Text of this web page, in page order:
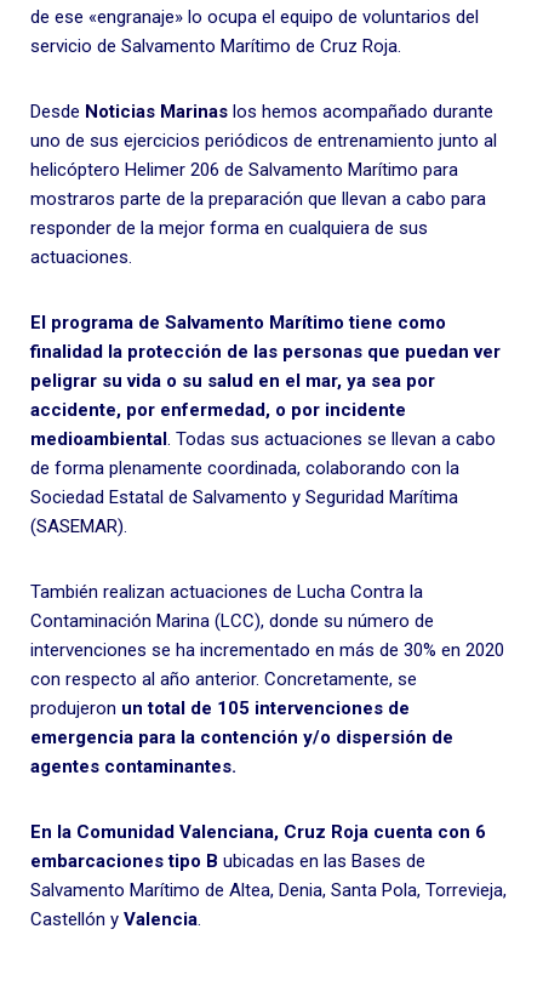
de ese «engranaje» lo ocupa el equipo de voluntarios del
servicio de Salvamento Marítimo de Cruz Roja.
Desde Noticias Marinas los hemos acompañado durante
uno de sus ejercicios periódicos de entrenamiento junto al
helicóptero Helimer 206 de Salvamento Marítimo para
mostraros parte de la preparación que llevan a cabo para
responder de la mejor forma en cualquiera de sus
actuaciones.
El programa de Salvamento Marítimo tiene como
finalidad la protección de las personas que puedan ver
peligrar su vida o su salud en el mar, ya sea por
accidente, por enfermedad, o por incidente
medioambiental. Todas sus actuaciones se llevan a cabo
de forma plenamente coordinada, colaborando con la
Sociedad Estatal de Salvamento y Seguridad Marítima
(SASEMAR).
También realizan actuaciones de Lucha Contra la
Contaminación Marina (LCC), donde su número de
intervenciones se ha incrementado en más de 30% en 2020
con respecto al año anterior. Concretamente, se
produjeron un total de 105 intervenciones de
emergencia para la contención y/o dispersión de
agentes contaminantes.
En la Comunidad Valenciana, Cruz Roja cuenta con 6
embarcaciones tipo B ubicadas en las Bases de
Salvamento Marítimo de Altea, Denia, Santa Pola, Torrevieja,
Castellón y Valencia.